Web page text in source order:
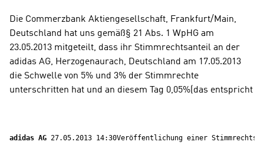
Die Commerzbank Aktiengesellschaft, Frankfurt/Main,
Deutschland hat uns gemäß§ 21 Abs. 1 WpHG am
23.05.2013 mitgeteilt, dass ihr Stimmrechtsanteil an der
adidas AG, Herzogenaurach, Deutschland am 17.05.2013
die Schwelle von 5% und 3% der Stimmrechte
unterschritten hat und an diesem Tag 0,05%(das entspricht
adidas AG 27.05.2013 14:30Veröffentlichung einer